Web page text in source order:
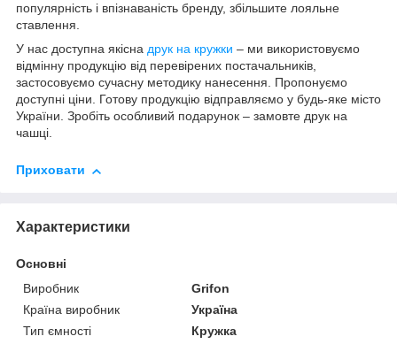
популярність і впізнаваність бренду, збільшите лояльне
ставлення.
У нас доступна якісна друк на кружки – ми використовуємо
відмінну продукцію від перевірених постачальників,
застосовуємо сучасну методику нанесення. Пропонуємо
доступні ціни. Готову продукцію відправляємо у будь-яке місто
України. Зробіть особливий подарунок – замовте друк на
чашці.
Приховати
Характеристики
Основні
Виробник
Grifon
Країна виробник
Україна
Тип ємності
Кружка